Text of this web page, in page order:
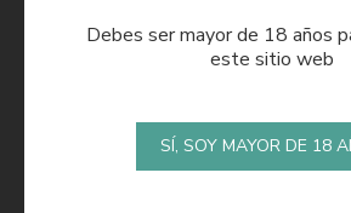
Debes ser mayor de 18 años
este sitio web
SÍ, SOY MAYOR DE 18